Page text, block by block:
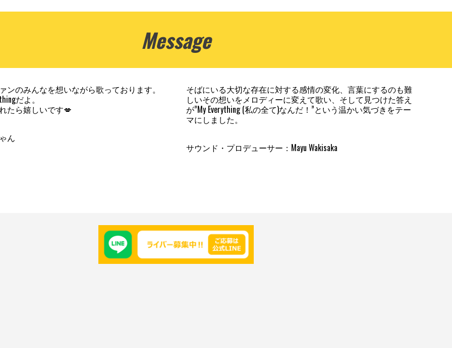
Message
ンのみんなを想いながら歌っております。
だよ。
たら嬉しいです💋
ん
そばにいる大切な存在に対する感情の変化、言葉にするのも難
しいその想いをメロディーに変えて歌い、そして見つけた答え
が”My Everything (私の全て)なんだ！”という温かい気づきをテー
マにしました。
サウンド・プロデューサー：Mayu Wakisaka